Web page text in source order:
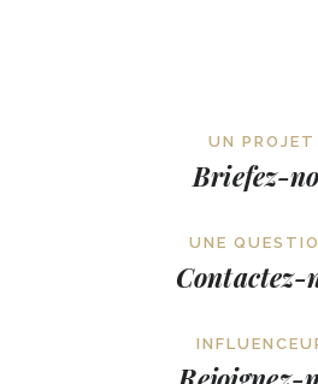
UN PROJET
Briefez-
UNE
Contactez-